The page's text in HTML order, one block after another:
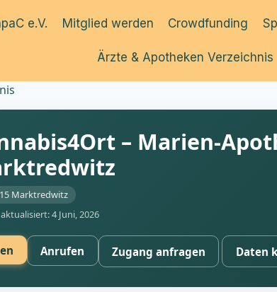
e.V. Mitglied werden Crowdfunding
Ärzte & Apotheken Verzeichnis
– Marien-
Marktredwitz
4 Juni, 2026
Anrufen Zugang anfragen Daten